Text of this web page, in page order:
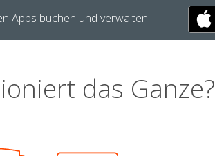
Apps buchen und verwalten.
das Ganze?